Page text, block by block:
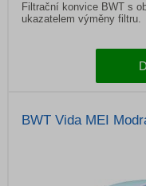
Filtrační konvice BWT s
ukazatelem výměny filtru.
BWT Vida MEI